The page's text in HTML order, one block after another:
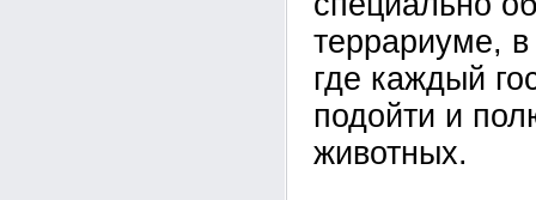
террариуме, в
где каждый
подойти и
животных.